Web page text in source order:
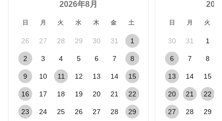
2026年8月
日 月 火 水 木 金 土
26 27 28 29 30 31 1
2 3 4 5 6 7 8
9 10 11 12 13 14 15
16 17 18 19 20 21 22
23 24 25 26 27 28 29
日 月 火
30 31 1
6 7 8
13 14 15
20 21 22
27 28 29